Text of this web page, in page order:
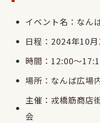
イベント名：なん
日程：2024年10
時間：12:00〜
場所：なんば広場
主催：戎橋筋商店
会